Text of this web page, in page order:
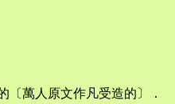
〔萬人原文作凡受造的〕．